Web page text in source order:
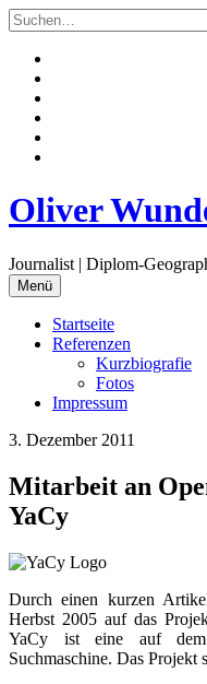
Zum
Inhalt
springen
Oliver
Journalist | Diplom-
Menü
Startseite
Referenzen
Kurzbiografie
Fotos
Impressum
3. Dezember 2011
Mitarbeit an
YaCy
Durch einen kurzen
Herbst 2005 auf das
YaCy ist eine auf dem
Suchmaschine. Das Projekt